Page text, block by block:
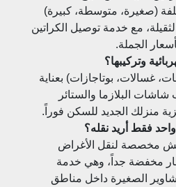
(صغيرة، متوسطة، كبيرة)
مع خدمة توصيل الكراتين
الجملة.
وتركيبها؟
غسالات، بوتاجازات) بعناية
شاشات البلازما والستائر
منزلك الجديد للسكن فوراً.
فقط أريد نقله؟
مخصصة لنقل الأغراض
مخفضة جداً، وهي خدمة
الصغيرة داخل مناطق